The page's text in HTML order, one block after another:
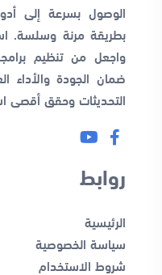
الوصول بسرعة إلى
بطريقة مرنة وسلسة.
واجعل من تنظيم
ضمان الجودة والأداء
التحديثات وحقق
روابط
الرئيسية
سياسة الخصوصية
شروط الاستخدام